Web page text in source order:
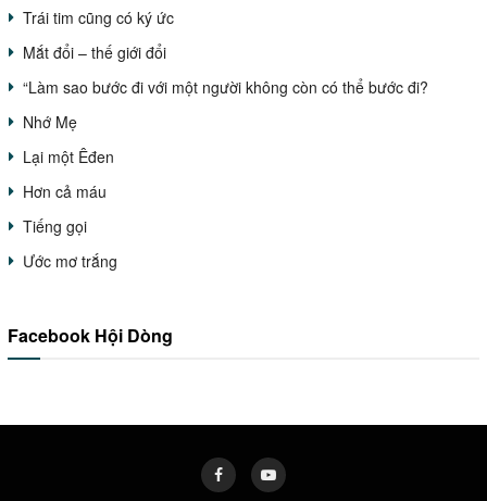
Trái tim cũng có ký ức
Mắt đổi – thế giới đổi
“Làm sao bước đi với một người không còn có thể bước đi?
Nhớ Mẹ
Lại một Êđen
Hơn cả máu
Tiếng gọi
Ước mơ trắng
Facebook Hội Dòng